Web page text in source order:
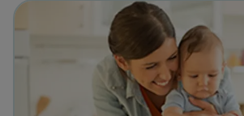
View details